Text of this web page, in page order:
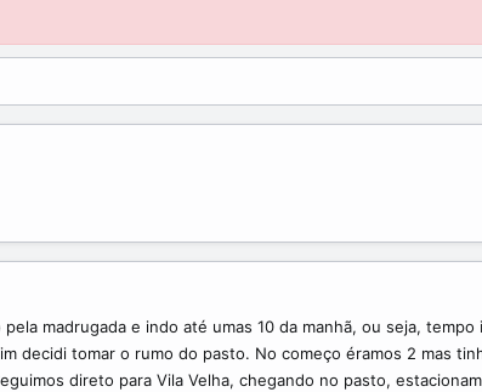
madrugada e indo até umas 10 da manhã, ou seja,
decidi tomar o rumo do pasto. No começo éramos 2 mas
direto para Vila Velha, chegando no pasto,